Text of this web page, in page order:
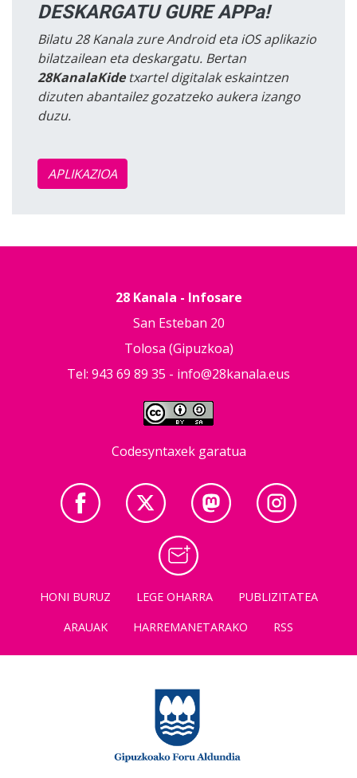
DESKARGATU GURE APPa!
Bilatu 28 Kanala zure Android eta iOS aplikazio
bilatzailean eta deskargatu. Bertan
28KanalaKidetxartel digitalak eskaintzen
dizuten abantailez gozatzeko aukera izango
duzu.
APLIKAZIOA
28 Kanala - Infosare
San Esteban 20
Tolosa (Gipuzkoa)
Tel: 943 69 89 35 - info@28kanala.eus
Codesyntaxek garatua
HONI BURUZ LEGE OHARRA
PUBLIZITATEA
ARAUAK
HARREMANETARAKO RSS